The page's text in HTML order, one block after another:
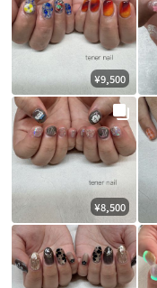
¥9,500
¥8,500